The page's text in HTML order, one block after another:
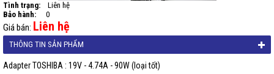
Tình trạng:
Liên hệ
Bảo hành:
0
Giá bán: Liên hệ
THÔNG TIN SẢN PHẨM
Adapter TOSHIBA : 19V - 4.74A - 90W (loại tốt)